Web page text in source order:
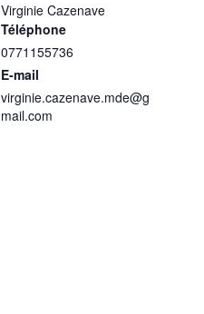
Virginie Cazenave
Téléphone
0771155736
E-mail
virginie.cazenave.mde@g
mail.com